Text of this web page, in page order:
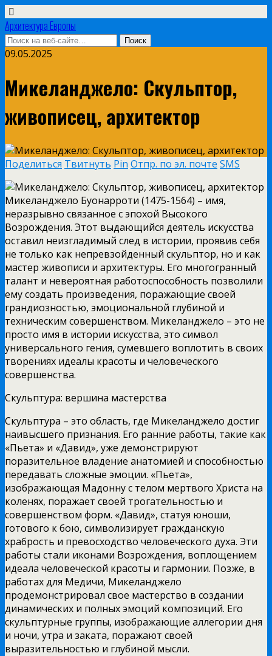
Архитектура Европы
09.05.2025
Микеланджело: Скульптор,
живописец, архитектор
Поделиться Твитнуть Pin Отпр. по эл. почте SMS
Микеланджело Буонарроти (1475-1564) – имя,
неразрывно связанное с эпохой Высокого
Возрождения. Этот выдающийся деятель искусства
оставил неизгладимый след в истории, проявив себя
не только как непревзойденный скульптор, но и как
мастер живописи и архитектуры. Его многогранный
талант и невероятная работоспособность позволили
ему создать произведения, поражающие своей
грандиозностью, эмоциональной глубиной и
техническим совершенством. Микеланджело – это не
просто имя в истории искусства, это символ
универсального гения, сумевшего воплотить в своих
творениях идеалы красоты и человеческого
совершенства.
Скульптура: вершина мастерства
Скульптура – это область, где Микеланджело достиг
наивысшего признания. Его ранние работы, такие как
«Пьета» и «Давид», уже демонстрируют
поразительное владение анатомией и способностью
передавать сложные эмоции. «Пьета»,
изображающая Мадонну с телом мертвого Христа на
коленях, поражает своей трогательностью и
совершенством форм. «Давид», статуя юноши,
готового к бою, символизирует гражданскую
храбрость и превосходство человеческого духа. Эти
работы стали иконами Возрождения, воплощением
идеала человеческой красоты и гармонии. Позже, в
работах для Медичи, Микеланджело
продемонстрировал свое мастерство в создании
динамических и полных эмоций композиций. Его
скульптурные группы, изображающие аллегории дня
и ночи, утра и заката, поражают своей
выразительностью и глубиной мысли.